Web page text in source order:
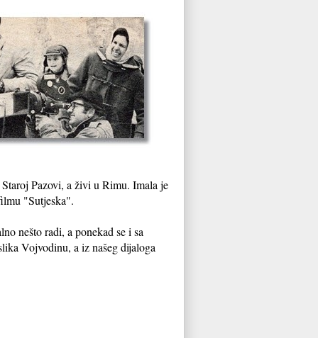
Pazovi, a živi u Rimu. Imala je
"Sutjeska".
nešto radi, a ponekad se i sa
Vojvodinu, a iz našeg dijaloga